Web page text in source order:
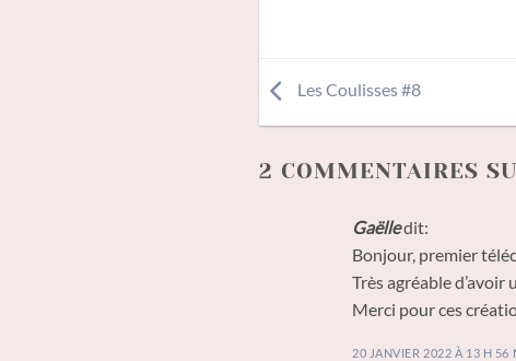
Les Coulisses #8
2 COMMENTAIRES
Gaëlledit:
Bonjour, premier
Très agréable
Merci pour ces
20 JANVIER 2022 À 13 H 56